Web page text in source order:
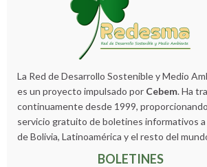
La Red de Desarrollo Sostenible y Medio
es un proyecto impulsado por Cebem. Ha
continuamente desde 1999,
servicio gratuito de boletines informativos a
de Bolivia, Latinoamérica y el resto del
BOLETINES